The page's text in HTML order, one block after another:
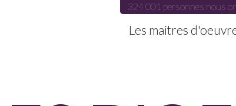
324 001 personnes nous
Les maitres